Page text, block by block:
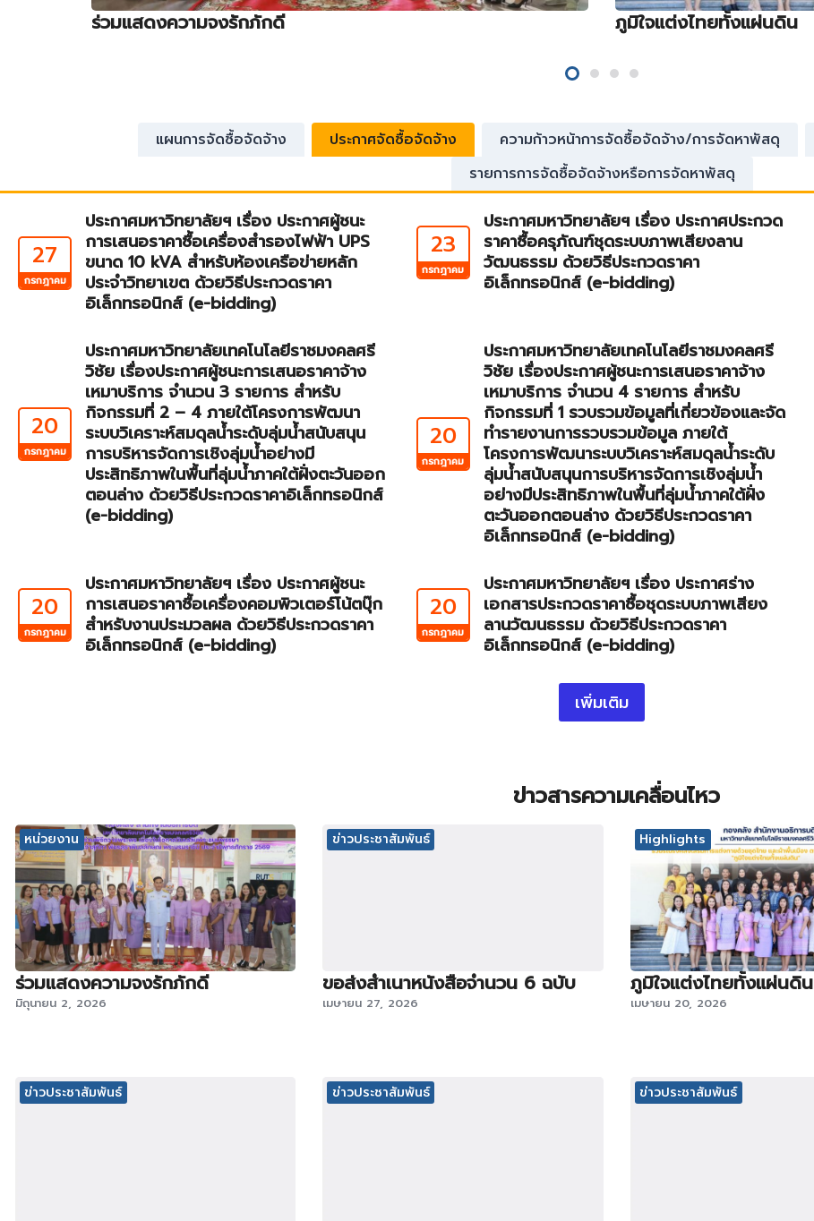
ร่วมแสดงความจงรักภักดี ภูมิใจแต่งไทยทั้งแผ่นดิน
แผนการจัดซื้อจัดจ้าง ประกาศจัดซื้อจัดจ้าง ความก้าวหน้าการจัดซื้อจัดจ้าง/การจัดหาพัสดุ
รายการการจัดซื้อจัดจ้างหรือการจัดหาพัสดุ
27
กรกฎาคม
ประกาศมหาวิทยาลัยฯ เรื่อง ประกาศผู้ชนะ
การเสนอราคาซื้อเครื่องสำรองไฟฟ้า UPS
ขนาด 10 kVA สำหรับห้องเครือข่ายหลัก
ประจำวิทยาเขต ด้วยวิธีประกวดราคา
อิเล็กทรอนิกส์ (e-bidding)
23
กรกฎาคม
ประกาศมหาวิทยาลัยฯ เรื่อง ประกาศประกวด
ราคาซื้อครุภัณฑ์ชุดระบบภาพเสียงลาน
วัฒนธรรม ด้วยวิธีประกวดราคา
อิเล็กทรอนิกส์ (e-bidding)
20
กรกฎาคม
ประกาศมหาวิทยาลัยเทคโนโลยีราชมงคลศรี
วิชัย เรื่องประกาศผู้ชนะการเสนอราคาจ้าง
เหมาบริการ จำนวน 3 รายการ สำหรับ
กิจกรรมที่ 2 – 4 ภายใต้โครงการพัฒนา
ระบบวิเคราะห์สมดุลน้ำระดับลุ่มน้ำสนับสนุน
การบริหารจัดการเชิงลุ่มน้ำอย่างมี
ประสิทธิภาพในพื้นที่ลุ่มน้ำภาคใต้ฝั่งตะวันออก
ตอนล่าง ด้วยวิธีประกวดราคาอิเล็กทรอนิกส์
(e-bidding)
20
กรกฎาคม
ประกาศมหาวิทยาลัยเทคโนโลยีราชมงคลศรี
วิชัย เรื่องประกาศผู้ชนะการเสนอราคาจ้าง
เหมาบริการ จำนวน 4 รายการ สำหรับ
กิจกรรมที่ 1 รวบรวมข้อมูลที่เกี่ยวข้องและจัด
ทำรายงานการรวบรวมข้อมูล ภายใต้
โครงการพัฒนาระบบวิเคราะห์สมดุลน้ำระดับ
ลุ่มน้ำสนับสนุนการบริหารจัดการเชิงลุ่มน้ำ
อย่างมีประสิทธิภาพในพื้นที่ลุ่มน้ำภาคใต้ฝั่ง
ตะวันออกตอนล่าง ด้วยวิธีประกวดราคา
อิเล็กทรอนิกส์ (e-bidding)
20
กรกฎาคม
ประกาศมหาวิทยาลัยฯ เรื่อง ประกาศผู้ชนะ
การเสนอราคาซื้อเครื่องคอมพิวเตอร์โน้ตบุ๊ก
สำหรับงานประมวลผล ด้วยวิธีประกวดราคา
อิเล็กทรอนิกส์ (e-bidding)
20
กรกฎาคม
ประกาศมหาวิทยาลัยฯ เรื่อง ประกาศร่าง
เอกสารประกวดราคาซื้อชุดระบบภาพเสียง
ลานวัฒนธรรม ด้วยวิธีประกวดราคา
อิเล็กทรอนิกส์ (e-bidding)
เพิ่มเติม
ข่าวสารความเคลื่อนไหว
หน่วยงาน
ร่วมแสดงความจงรักภักดี
มิถุนายน 2, 2026
ข่าวประชาสัมพันธ์
ขอส่งสำเนาหนังสือจำนวน 6 ฉบับ
เมษายน 27, 2026
Highlights
ภูมิใจแต่งไทยทั้งแผ่นดิน
เมษายน 20, 2026
ข่าวประชาสัมพันธ์ ข่าวประชาสัมพันธ์ ข่าวประชาสัมพันธ์